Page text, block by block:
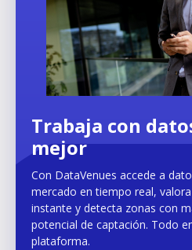
Trabaja con
mejor
Con DataVenues accede a
mercado en tiempo real,
instante y detecta zonas con
potencial de captación. Todo
plataforma.